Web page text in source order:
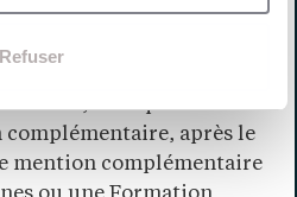
Refuser
active, il est possible de
après le
mention complémentaire